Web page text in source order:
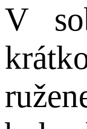
V